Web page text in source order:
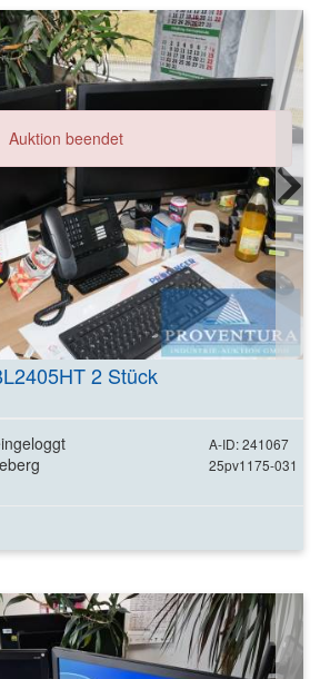
Auktion beendet
2 Stück
A-ID: 241067
25pv1175-031